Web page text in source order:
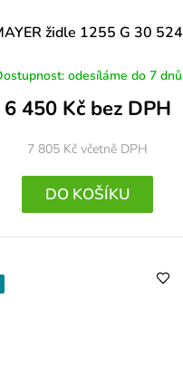
židle 1255 G 30 524
odesíláme do 7 dnů
6 450 Kč bez DPH
7 805 Kčvčetně DPH
DO KOŠÍKU